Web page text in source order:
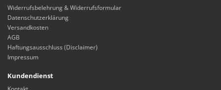
Widerrufsbelehrung & Widerrufsformular
Datenschutzerklärung
Versandkosten
AGB
Haftungsausschluss (Disclaimer)
Impressum
Kundendienst